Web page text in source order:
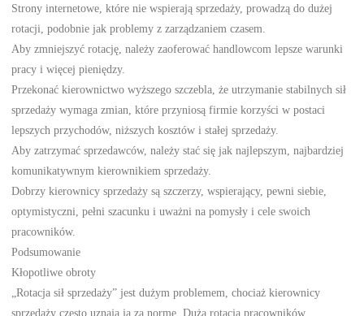
Strony internetowe, które nie wspierają sprzedaży, prowadzą do dużej
rotacji, podobnie jak problemy z zarządzaniem czasem.
Aby zmniejszyć rotację, należy zaoferować handlowcom lepsze warunki
pracy i więcej pieniędzy.
Przekonać kierownictwo wyższego szczebla, że utrzymanie stabilnych sił
sprzedaży wymaga zmian, które przyniosą firmie korzyści w postaci
lepszych przychodów, niższych kosztów i stałej sprzedaży.
Aby zatrzymać sprzedawców, należy stać się jak najlepszym, najbardziej
komunikatywnym kierownikiem sprzedaży.
Dobrzy kierownicy sprzedaży są szczerzy, wspierający, pewni siebie,
optymistyczni, pełni szacunku i uważni na pomysły i cele swoich
pracowników.
Podsumowanie
Kłopotliwe obroty
„Rotacja sił sprzedaży” jest dużym problemem, chociaż kierownicy
sprzedaży często uznają ją za normę. Duża rotacja pracowników